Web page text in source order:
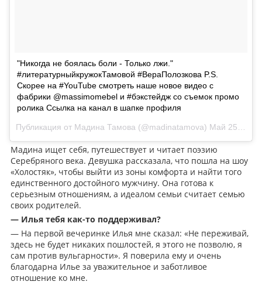
"Никогда не боялась боли - Только лжи."
#литературныйкружокТамовой #ВераПолозкова P.S.
Скорее на #YouTube смотреть наше новое видео с
фабрики @massimomebel и #бэкстейдж со съемок промо
ролика Ссылка на канал в шапке профиля
Публикация от Мадина Тамова (@madinatamova) Май 25 2017 в 10:43 PDT
Мадина ищет себя, путешествует и читает поэзию
Серебряного века. Девушка рассказала, что пошла на шоу
«Холостяк», чтобы выйти из зоны комфорта и найти того
единственного достойного мужчину. Она готова к
серьезным отношениям, а идеалом семьи считает семью
своих родителей.
— Илья тебя как-то поддерживал?
— На первой вечеринке Илья мне сказал: «Не переживай,
здесь не будет никаких пошлостей, я этого не позволю, я
сам против вульгарности». Я поверила ему и очень
благодарна Илье за уважительное и заботливое
отношение ко мне.